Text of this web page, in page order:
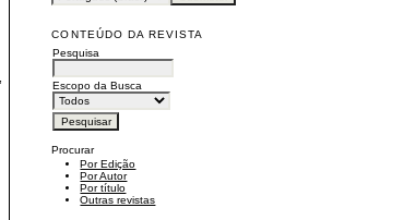
CONTEÚDO DA REVISTA
Pesquisa
Escopo da Busca
Procurar
Por Edição
Por Autor
Por título
Outras revistas